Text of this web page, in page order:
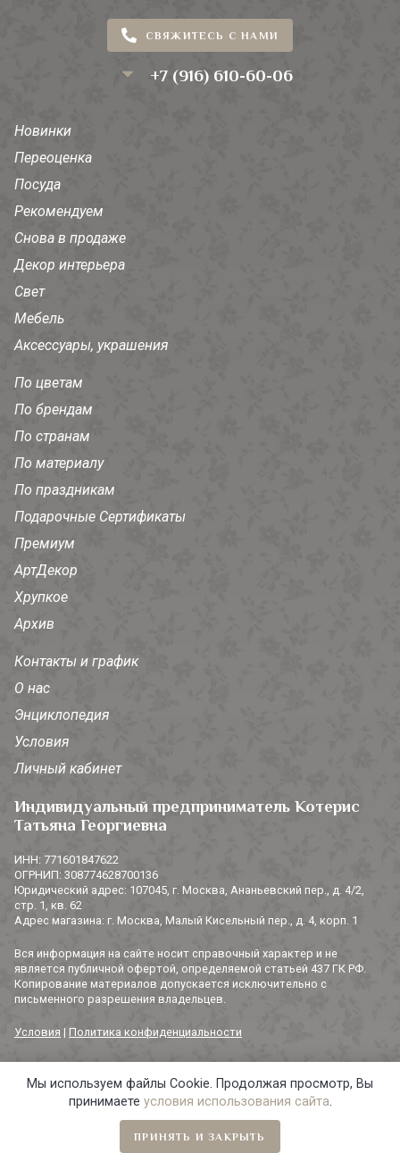
СВЯЖИТЕСЬ С НАМИ
+7 (916) 610-60-06
Новинки
Переоценка
Посуда
Рекомендуем
Снова в продаже
Декор интерьера
Свет
Мебель
Аксессуары, украшения
По цветам
По брендам
По странам
По материалу
По праздникам
Подарочные Сертификаты
Премиум
АртДекор
Хрупкое
Архив
Контакты и график
О нас
Энциклопедия
Условия
Личный кабинет
Индивидуальный предприниматель Котерис
Татьяна Георгиевна
ИНН: 771601847622
ОГРНИП: 308774628700136
Юридический адрес: 107045, г. Москва, Ананьевский пер., д. 4/2,
стр. 1, кв. 62
Адрес магазина: г. Москва, Малый Кисельный пер., д. 4, корп. 1
Вся информация на сайте носит справочный характер и не
является публичной офертой, определяемой статьей 437 ГК РФ.
Копирование материалов допускается исключительно с
письменного разрешения владельцев.
Условия | Политика конфиденциальности
© 2014-2026 «3 СОРОКИ». Все права защищены.
Мы используем файлы Cookie. Продолжая просмотр, Вы
принимаете условия использования сайта.
ПРИНЯТЬ И ЗАКРЫТЬ